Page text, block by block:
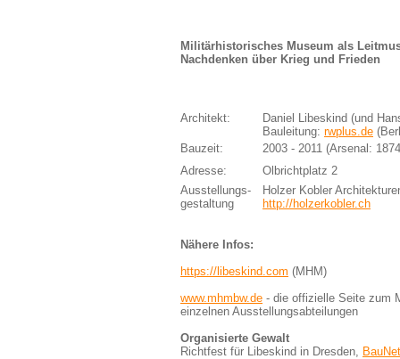
Militärhistorisches Museum als
Nachdenken über Krieg und Frieden
Architekt:
Daniel Libeskind (und
Bauleitung: rwplus.de
Bauzeit:
2003 - 2011 (Arsenal:
Adresse:
Olbrichtplatz 2
Ausstellungs-
gestaltung
Holzer Kobler
http://holzerkobler.ch
Nähere Infos:
https://libeskind.com (MHM)
www.mhmbw.de - die offizielle Seite zum
einzelnen Ausstellungsabteilungen
Organisierte Gewalt
Richtfest für Libeskind in Dresden,